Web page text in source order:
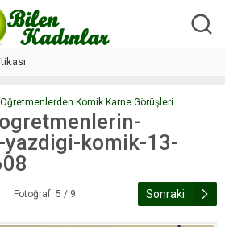
5 gün kala hayatını kaybetti
Öğretmenlerden Komik Karne Görüşleri
komik-13-
Fotoğraf: 5 / 9 Sonraki